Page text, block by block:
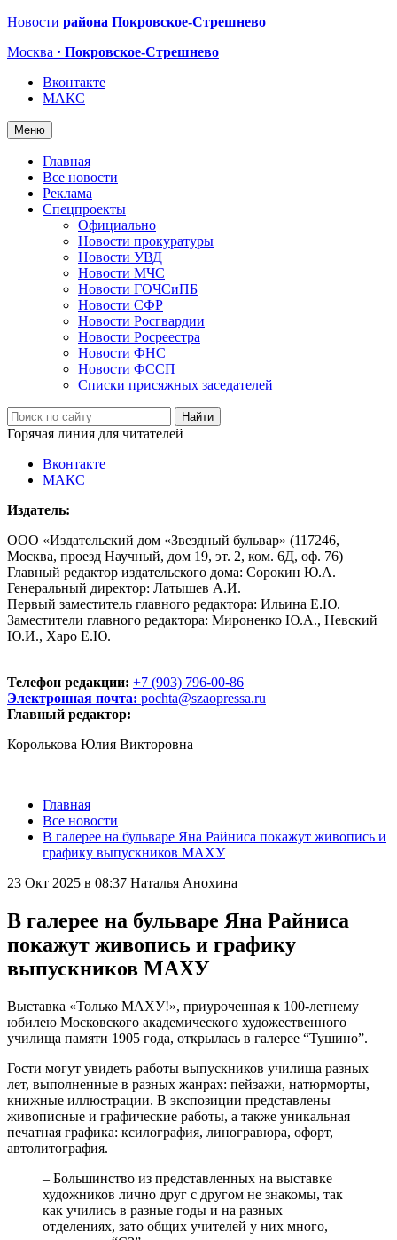
Новости района Покровское-Стрешнево
Москва · Покровское-Стрешнево
Вконтакте
МАКС
Меню
Главная
Все новости
Реклама
Спецпроекты
Официально
Новости прокуратуры
Новости УВД
Новости МЧС
Новости ГОЧСиПБ
Новости СФР
Новости Росгвардии
Новости Росреестра
Новости ФНС
Новости ФССП
Списки присяжных заседателей
Горячая линия для читателей
Вконтакте
МАКС
Издатель:
ООО «Издательский дом «Звездный бульвар» (117246,
Москва, проезд Научный, дом 19, эт. 2, ком. 6Д, оф. 76)
Главный редактор издательского дома: Сорокин Ю.А.
Генеральный директор: Латышев А.И.
Первый заместитель главного редактора: Ильина Е.Ю.
Заместители главного редактора: Мироненко Ю.А., Невский
Ю.И., Харо Е.Ю.
Телефон редакции: +7 (903) 796-00-86
Электронная почта: pochta@szaopressa.ru
Главный редактор:
Королькова Юлия Викторовна
Главная
Все новости
В галерее на бульваре Яна Райниса покажут живопись и
графику выпускников МАХУ
23 Окт 2025 в 08:37 Наталья Анохина
В галерее на бульваре Яна Райниса
покажут живопись и графику
выпускников МАХУ
Выставка «Только МАХУ!», приуроченная к 100-летнему
юбилею Московского академического художественного
училища памяти 1905 года, открылась в галерее “Тушино”.
Гости могут увидеть работы выпускников училища разных
лет, выполненные в разных жанрах: пейзажи, натюрморты,
книжные иллюстрации. В экспозиции представлены
живописные и графические работы, а также уникальная
печатная графика: ксилография, линогравюра, офорт,
автолитография.
– Большинство из представленных на выставке
художников лично друг с другом не знакомы, так
как учились в разные годы и на разных
отделениях, зато общих учителей у них много, –